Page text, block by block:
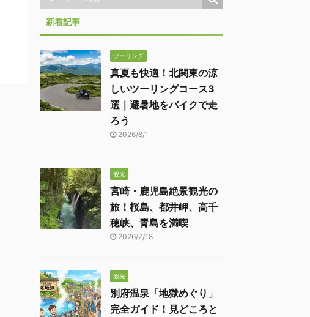
新着記事
ツーリング
真夏も快適！北関東の涼
しいツーリングコース3
選｜避暑地をバイクで走
ろう
2026/8/1
観光
宮崎・鹿児島絶景観光の
旅！桜島、都井岬、高千
穂峡、青島を満喫
2026/7/18
観光
別府温泉「地獄めぐり」
完全ガイド！見どころと